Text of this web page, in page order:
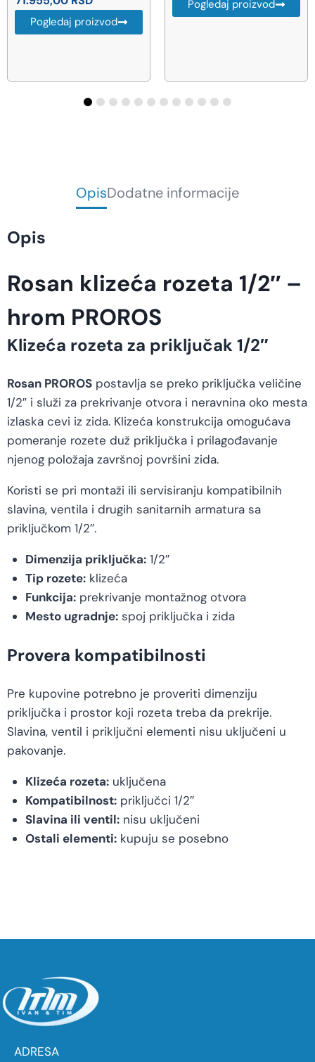
Pogledaj proizvod
Pogledaj proizvod
OpisDodatne informacije
Opis
Rosan klizeća rozeta 1/2″ –
hrom PROROS
Klizeća rozeta za priključak 1/2″
Rosan PROROS postavlja se preko priključka veličine
1/2″ i služi za prekrivanje otvora i neravnina oko mesta
izlaska cevi iz zida. Klizeća konstrukcija omogućava
pomeranje rozete duž priključka i prilagođavanje
njenog položaja završnoj površini zida.
Koristi se pri montaži ili servisiranju kompatibilnih
slavina, ventila i drugih sanitarnih armatura sa
priključkom 1/2″.
Dimenzija priključka:1/2″
Tip rozete:klizeća
Funkcija:prekrivanje montažnog otvora
Mesto ugradnje:spoj priključka i zida
Provera kompatibilnosti
Pre kupovine potrebno je proveriti dimenziju
priključka i prostor koji rozeta treba da prekrije.
Slavina, ventil i priključni elementi nisu uključeni u
pakovanje.
Klizeća rozeta:uključena
Kompatibilnost:priključci 1/2″
Slavina ili ventil:nisu uključeni
Ostali elementi:kupuju se posebno
ADRESA